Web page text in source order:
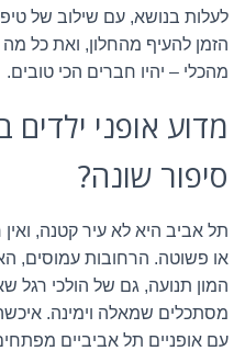
לעלות בנושא, עם שילוב של
הזמן להעיף מהחלון, ואת כל מה
מהכלי – יהיו חברים הכי טובים.
מדוע אופני
סיפור שונה?
תל אביב היא לא עיר קטנה,
או פשוטה. הרחובות עמוסים,
המון תנועה, גם של הולכי רגל
מסתכלים שמאלה וימינה.
עם אופניים תל אביביים